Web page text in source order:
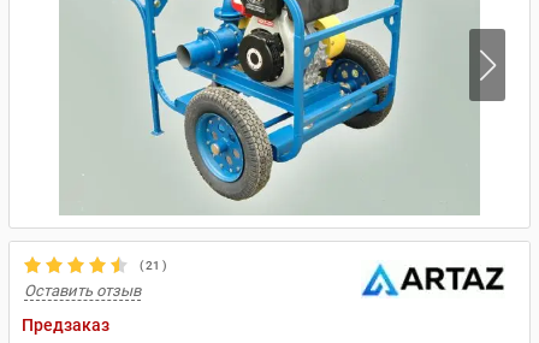
(21 )
Оставить отзыв
Предзаказ